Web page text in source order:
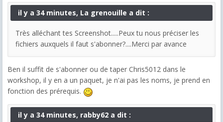
il y a 34 minutes, La grenouille a dit :
Très alléchant tes Screenshot.....Peux tu nous préciser les
fichiers auxquels il faut s'abonner?....Merci par avance
Ben il suffit de s'abonner ou de taper Chris5012 dans le
workshop, il y en a un paquet, je n'ai pas les noms, je prend en
fonction des prérequis.
il y a 34 minutes, rabby62 a dit :